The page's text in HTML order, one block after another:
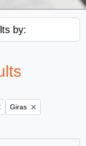
by:
Remove filter:
Giras